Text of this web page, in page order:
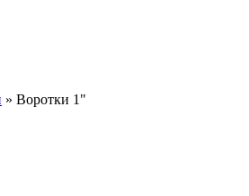
» Воротки 1"